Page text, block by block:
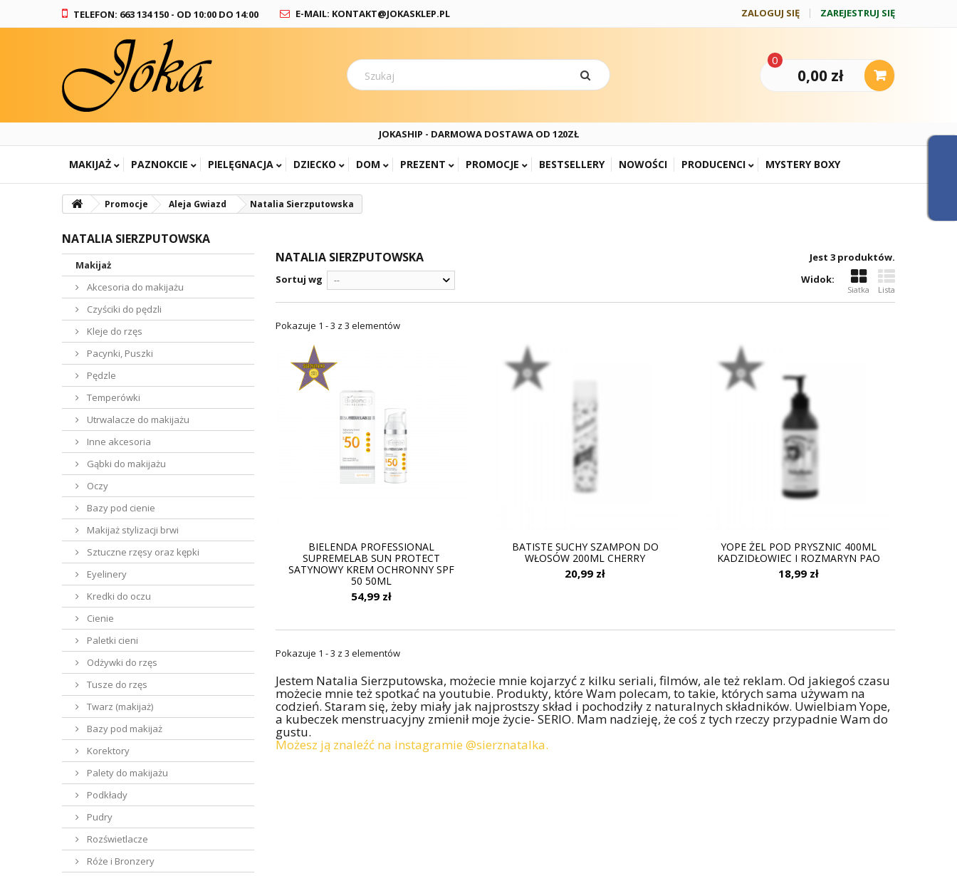
TELEFON: 663 134 150 - OD 10:00 DO 14:00 E-MAIL: KONTAKT@JOKASKLEP.PL ZALOGUJ SIĘ ZAREJESTRUJ SIĘ
0
0,00 zł
JOKASHIP - DARMOWA DOSTAWA OD 120ZŁ
MAKIJAŻ PAZNOKCIE PIELĘGNACJA DZIECKO DOM PREZENT PROMOCJE BESTSELLERY NOWOŚCI PRODUCENCI MYSTERY BOXY
Promocje Aleja Gwiazd Natalia Sierzputowska
NATALIA SIERZPUTOWSKA
Makijaż
Akcesoria do makijażu
Czyściki do pędzli
Kleje do rzęs
Pacynki, Puszki
Pędzle
Temperówki
Utrwalacze do makijażu
Inne akcesoria
Gąbki do makijażu
Oczy
Bazy pod cienie
Makijaż stylizacji brwi
Sztuczne rzęsy oraz kępki
Eyelinery
Kredki do oczu
Cienie
Paletki cieni
Odżywki do rzęs
Tusze do rzęs
Twarz (makijaż)
Bazy pod makijaż
Korektory
Palety do makijażu
Podkłady
Pudry
Rozświetlacze
Róże i Bronzery
NATALIA SIERZPUTOWSKA
Jest 3 produktów.
Widok:
Siatka Lista
Sortuj wg --
Pokazuje 1 - 3 z 3 elementów
BIELENDA PROFESSIONAL
SUPREMELAB SUN PROTECT
SATYNOWY KREM OCHRONNY SPF
50 50ML
54,99 zł
BATISTE SUCHY SZAMPON DO
WŁOSÓW 200ML CHERRY
20,99 zł
YOPE ŻEL POD PRYSZNIC 400ML
KADZIDŁOWIEC I ROZMARYN PAO
18,99 zł
Pokazuje 1 - 3 z 3 elementów
Jestem Natalia Sierzputowska, możecie mnie kojarzyć z kilku seriali, filmów, ale też reklam. Od jakiegoś czasu
możecie mnie też spotkać na youtubie. Produkty, które Wam polecam, to takie, których sama używam na
codzień. Staram się, żeby miały jak najprostszy skład i pochodziły z naturalnych składników. Uwielbiam Yope,
a kubeczek menstruacyjny zmienił moje życie- SERIO. Mam nadzieję, że coś z tych rzeczy przypadnie Wam do
gustu.
Możesz ją znaleźć na instagramie @sierznatalka.